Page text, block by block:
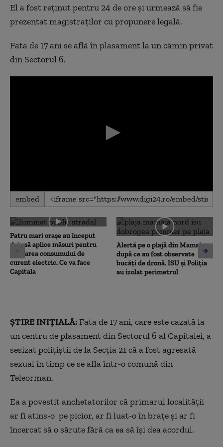
El a fost reţinut pentru 24 de ore şi urmează să fie
prezentat magistraţilor cu propunere legală.
Fata de 17 ani se află în plasament la un cămin privat
din Sectorul 6.
0
seconds
0
seconds
embed
Patru mari orașe au început
deja să aplice măsuri pentru
limitarea consumului de
curent electric. Ce va face
Capitala
Alertă pe o plajă din Mamaia,
după ce au fost observate
bucăți de dronă. ISU și Poliția
au izolat perimetrul
ȘTIRE INIȚIALĂ:Fata de 17 ani, care este cazată la
un centru de plasament din Sectorul 6 al Capitalei, a
sesizat polițiștii de la Secția 21 că a fost agresată
sexual în timp ce se afla într-o comună din
Teleorman.
Ea a povestit anchetatorilor că primarul localității
ar fi atins-o pe picior, ar fi luat-o în brațe și ar fi
încercat să o sărute fără ca ea să își dea acordul.